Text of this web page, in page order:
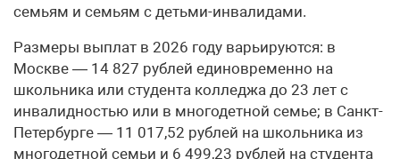
семьям и семьям с детьми-инвалидами.
Размеры выплат в 2026 году варьируются: в
Москве — 14 827 рублей единовременно на
школьника или студента колледжа до 23 лет с
инвалидностью или в многодетной семье; в Санкт-
Петербурге — 11 017,52 рублей на школьника из
многодетной семьи и 6 499,23 рублей на студента